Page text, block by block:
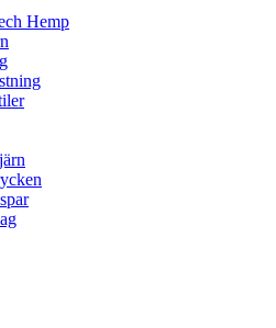
Hemp